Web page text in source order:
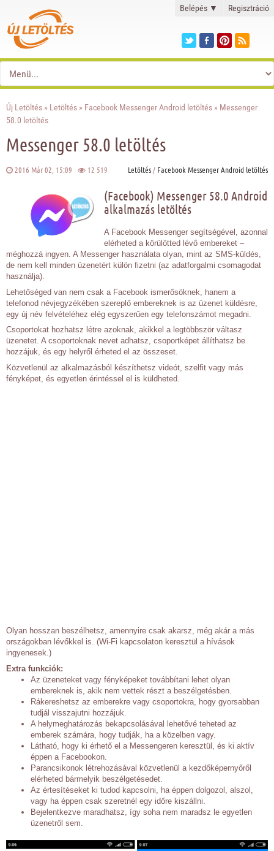
Belépés ▼ Regisztráció
Új Letöltés » Letöltés » Facebook Messenger Android letöltés » Messenger
58.0 letöltés
Messenger 58.0 letöltés
2016 Már 02, 15:09 12 519 Letöltés/ Facebook Messenger Android letöltés
(Facebook) Messenger 58.0 Android
alkalmazás letöltés
A Facebook Messenger segítségével, azonnal
elérheted a körülötted lévő embereket –
méghozzá ingyen. A Messenger használata olyan, mint az SMS-küldés,
de nem kell minden üzenetért külön fizetni (az adatforgalmi csomagodat
használja).
Lehetőséged van nem csak a Facebook ismerősöknek, hanem a
telefonod névjegyzékében szereplő embereknek is az üzenet küldésre,
egy új név felvételéhez elég egyszerűen egy telefonszámot megadni.
Csoportokat hozhatsz létre azoknak, akikkel a legtöbbször váltasz
üzenetet. A csoportoknak nevet adhatsz, csoportképet állíthatsz be
hozzájuk, és egy helyről érheted el az összeset.
Közvetlenül az alkalmazásból készíthetsz videót, szelfit vagy más
fényképet, és egyetlen érintéssel el is küldheted.
Olyan hosszan beszélhetsz, amennyire csak akarsz, még akár a más
országokban lévőkkel is. (Wi-Fi kapcsolaton keresztül a hívások
ingyenesek.)
Extra funkciók:
Az üzeneteket vagy fényképeket továbbítani lehet olyan
embereknek is, akik nem vettek részt a beszélgetésben.
Rákereshetsz az emberekre vagy csoportokra, hogy gyorsabban
tudjál visszajutni hozzájuk.
A helymeghatározás bekapcsolásával lehetővé teheted az
emberek számára, hogy tudják, ha a közelben vagy.
Látható, hogy ki érhető el a Messengeren keresztül, és ki aktív
éppen a Facebookon.
Parancsikonok létrehozásával közvetlenül a kezdőképernyőről
elérheted bármelyik beszélgetésedet.
Az értesítéseket ki tudod kapcsolni, ha éppen dolgozol, alszol,
vagy ha éppen csak szeretnél egy időre kiszállni.
Bejelentkezve maradhatsz, így soha nem maradsz le egyetlen
üzenetről sem.